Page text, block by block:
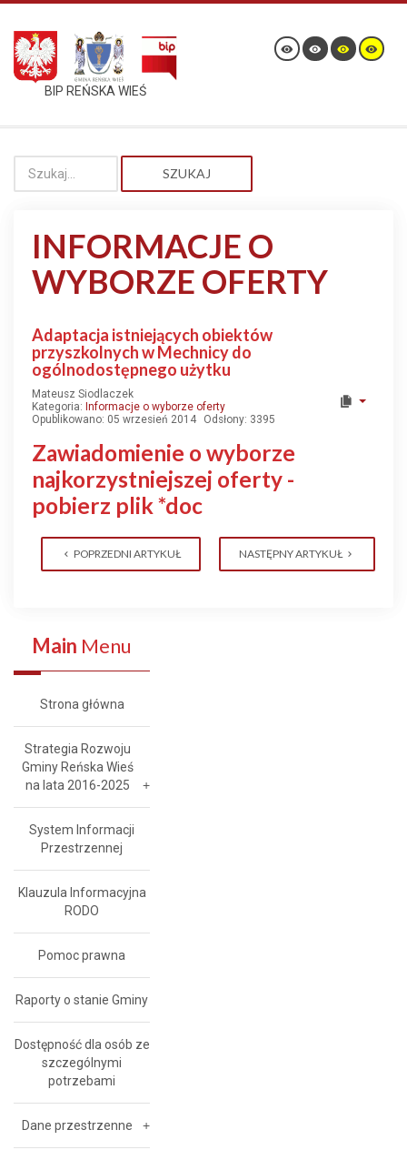
BIP REŃSKA WIEŚ
SZUKAJ
INFORMACJE O
WYBORZE OFERTY
Adaptacja istniejących obiektów
przyszkolnych w Mechnicy do
ogólnodostępnego użytku
Mateusz Siodlaczek
Kategoria: Informacje o wyborze oferty
Opublikowano: 05 wrzesień 2014
Odsłony: 3395
Zawiadomienie o wyborze
najkorzystniejszej oferty -
pobierz plik *doc
POPRZEDNI ARTYKUŁ NASTĘPNY ARTYKUŁ
Main Menu
Strona główna
Strategia Rozwoju
Gminy Reńska Wieś
na lata 2016-2025
System Informacji
Przestrzennej
Klauzula Informacyjna
RODO
Pomoc prawna
Raporty o stanie Gminy
Dostępność dla osób ze
szczególnymi
potrzebami
Dane przestrzenne